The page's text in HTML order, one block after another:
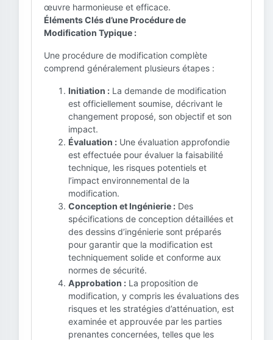
œuvre harmonieuse et efficace.
Éléments Clés d’une Procédure de
Modification Typique :
Une procédure de modification complète
comprend généralement plusieurs étapes :
Initiation : La demande de modification
est officiellement soumise, décrivant le
changement proposé, son objectif et son
impact.
Évaluation : Une évaluation approfondie
est effectuée pour évaluer la faisabilité
technique, les risques potentiels et
l’impact environnemental de la
modification.
Conception et Ingénierie : Des
spécifications de conception détaillées et
des dessins d’ingénierie sont préparés
pour garantir que la modification est
techniquement solide et conforme aux
normes de sécurité.
Approbation : La proposition de
modification, y compris les évaluations des
risques et les stratégies d’atténuation, est
examinée et approuvée par les parties
prenantes concernées, telles que les